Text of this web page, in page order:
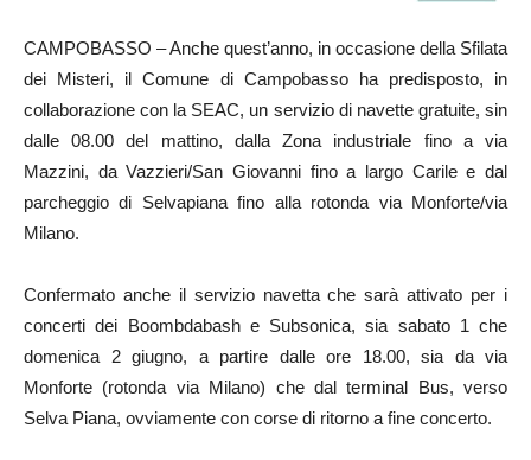
CAMPOBASSO – Anche quest’anno, in occasione della Sfilata
dei Misteri, il Comune di Campobasso ha predisposto, in
collaborazione con la SEAC, un servizio di navette gratuite, sin
dalle 08.00 del mattino, dalla Zona industriale fino a via
Mazzini, da Vazzieri/San Giovanni fino a largo Carile e dal
parcheggio di Selvapiana fino alla rotonda via Monforte/via
Milano.
Confermato anche il servizio navetta che sarà attivato per i
concerti dei Boombdabash e Subsonica, sia sabato 1 che
domenica 2 giugno, a partire dalle ore 18.00, sia da via
Monforte (rotonda via Milano) che dal terminal Bus, verso
Selva Piana, ovviamente con corse di ritorno a fine concerto.